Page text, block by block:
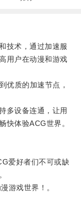
术，通过加速服
用户在动漫和游戏
质的加速节点，
设备连通，让用
快体验ACG世界。
爱好者们不可或缺
游戏世界！。